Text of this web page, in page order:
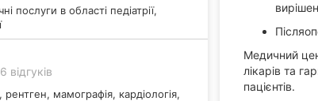
послуги в області педіатрії,
відгуків
рентген, мамографія, кардіологія,
Медичний
лікарів та
пацієнтів.